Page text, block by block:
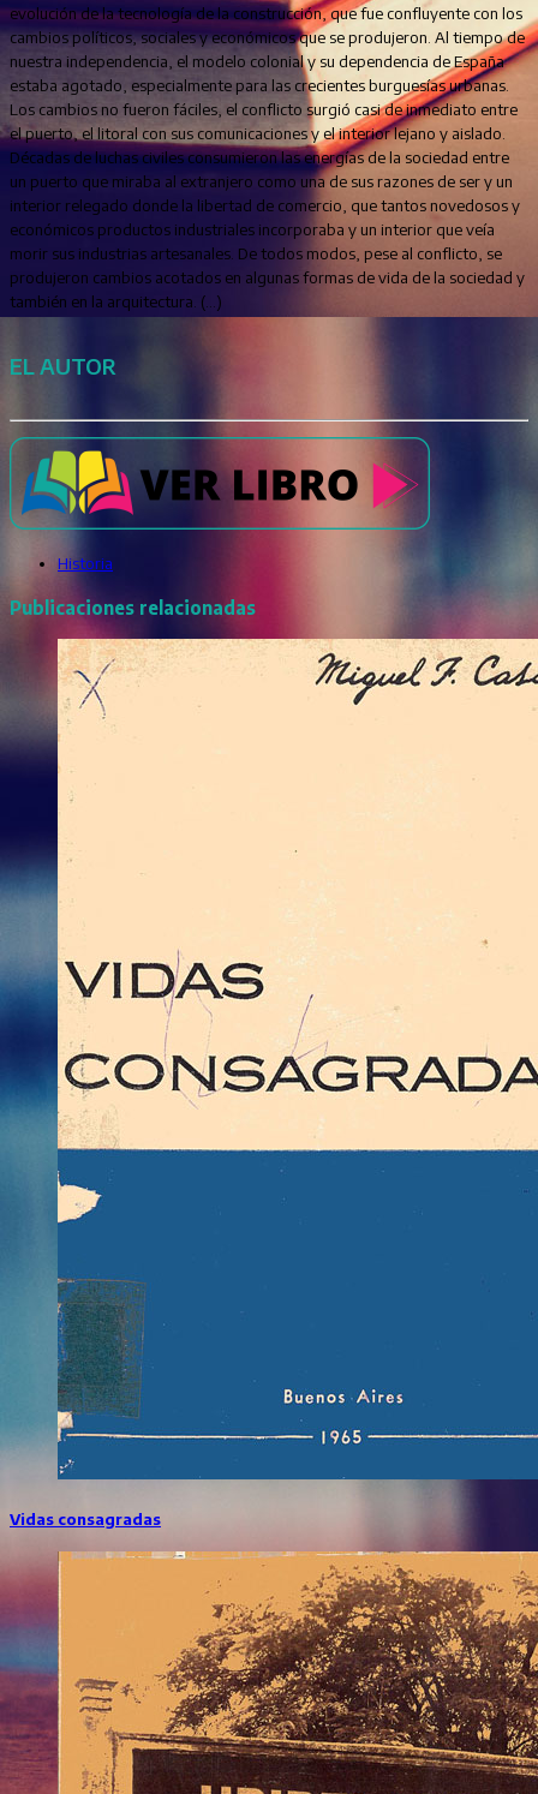
evolución de la tecnología de la construcción, que fue confluyente con los
cambios políticos, sociales y económicos que se produjeron. Al tiempo de
nuestra independencia, el modelo colonial y su dependencia de España
estaba agotado, especialmente para las crecientes burguesías urbanas.
Los cambios no fueron fáciles, el conflicto surgió casi de inmediato entre
el puerto, el litoral con sus comunicaciones y el interior lejano y aislado.
Décadas de luchas civiles consumieron las energías de la sociedad entre
un puerto que miraba al extranjero como una de sus razones de ser y un
interior relegado donde la libertad de comercio, que tantos novedosos y
económicos productos industriales incorporaba y un interior que veía
morir sus industrias artesanales. De todos modos, pese al conflicto, se
produjeron cambios acotados en algunas formas de vida de la sociedad y
también en la arquitectura. (…)
EL AUTOR
Historia
Publicaciones relacionadas
Vidas consagradas